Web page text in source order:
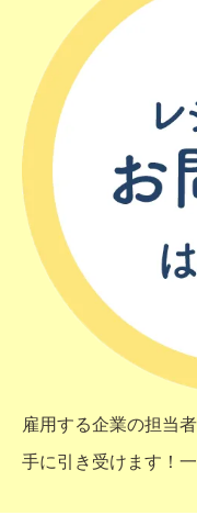
雇用する企業の担当
手に引き受けます！